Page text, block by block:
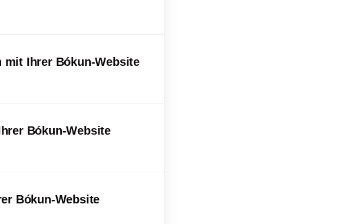
mit Ihrer Bókun-Website
Bókun-Website
Bókun-Website